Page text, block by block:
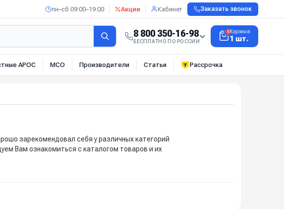
пн–сб 09:00–19:00 Акции Кабинет Заказать звонок
8 800 350-16-98
БЕСПЛАТНО ПО РОССИИ
1 Корзина
1 шт.
АРОС МСО Производители Статьи Рассрочка
зарекомендовал себя у различных категорий
Вам ознакомиться с каталогом товаров и их